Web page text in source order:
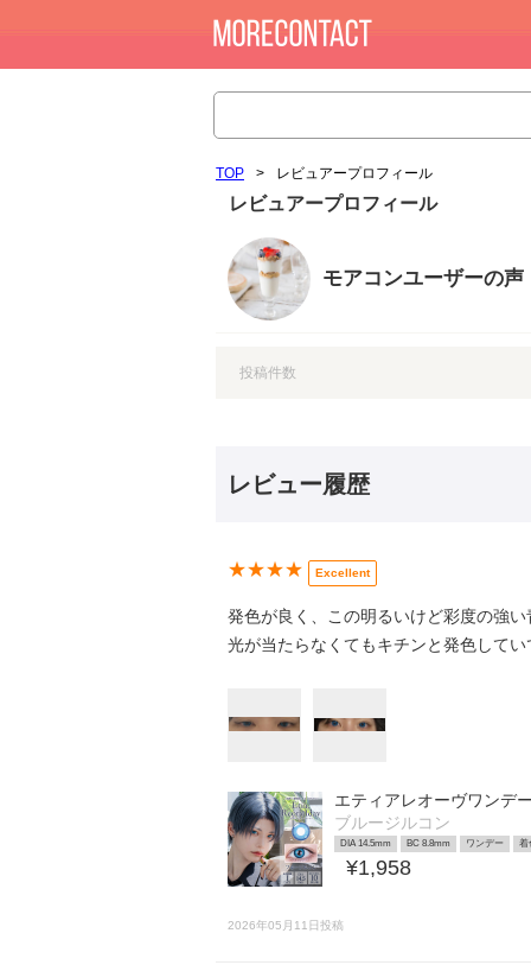
TOP > レビュアープロフィール
レビュアープロフィール
モアコンユーザーの声
投稿件数
レビュー履歴
★★★★ Excellent
発色が良く、この明るいけど彩度の強い
光が当たらなくてもキチンと発色してい
エティアレオーヴワンデー
ブルージルコン
DIA 14.5mm BC 8.8mm ワンデー 着
¥1,958
2026年05月11日投稿